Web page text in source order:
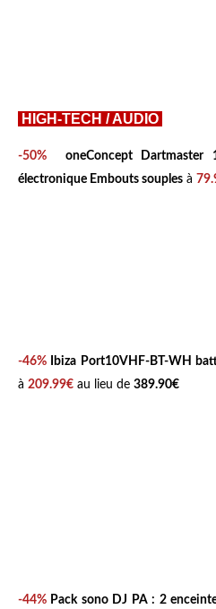
HIGH-TECH / AUDIO
-50%
oneConcept
électronique Embouts souples à
-46%
Ibiza Port10VHF-BT-WH
à 209.99€ au lieu de 389.90€
-44% Pack sono DJ PA : 2